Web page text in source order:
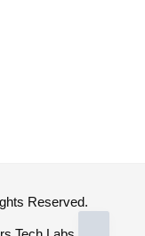
Reserved.